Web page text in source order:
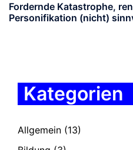
Fordernde Katastrophe,
Personifikation (nicht)
Kategorien
Allgemein (13)